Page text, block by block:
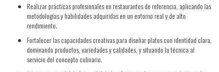
Realizar prácticas profesionales en restaurantes de referencia, aplicando las
metodologías y habilidades adquiridas en un entorno real y de alto
rendimiento.
Fortalecer las capacidades creativas para diseñar platos con identidad clara,
dominando productos, variedades y calidades, y situando la técnica al
servicio del concepto culinario.